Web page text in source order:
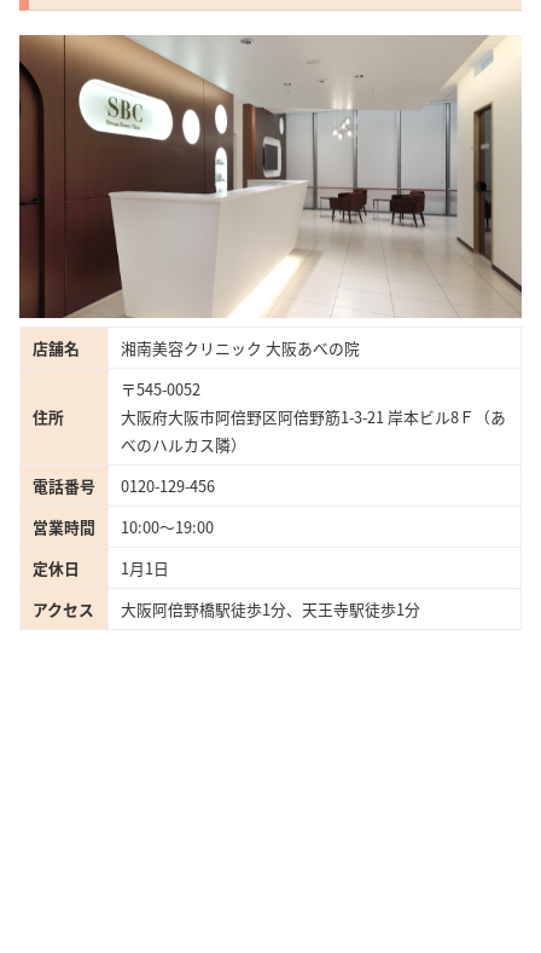
店舗名 湘南美容クリニック 大阪あべの院
住所
〒545-0052
大阪府大阪市阿倍野区阿倍野筋1-3-21 岸本ビル8Ｆ（あ
べのハルカス隣）
電話番号
0120-129-456
営業時間
10:00〜19:00
定休日
1月1日
アクセス
大阪阿倍野橋駅徒歩1分、天王寺駅徒歩1分